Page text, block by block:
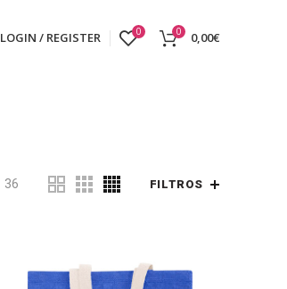
LOGIN / REGISTER 0 0 0,00€
36 FILTROS